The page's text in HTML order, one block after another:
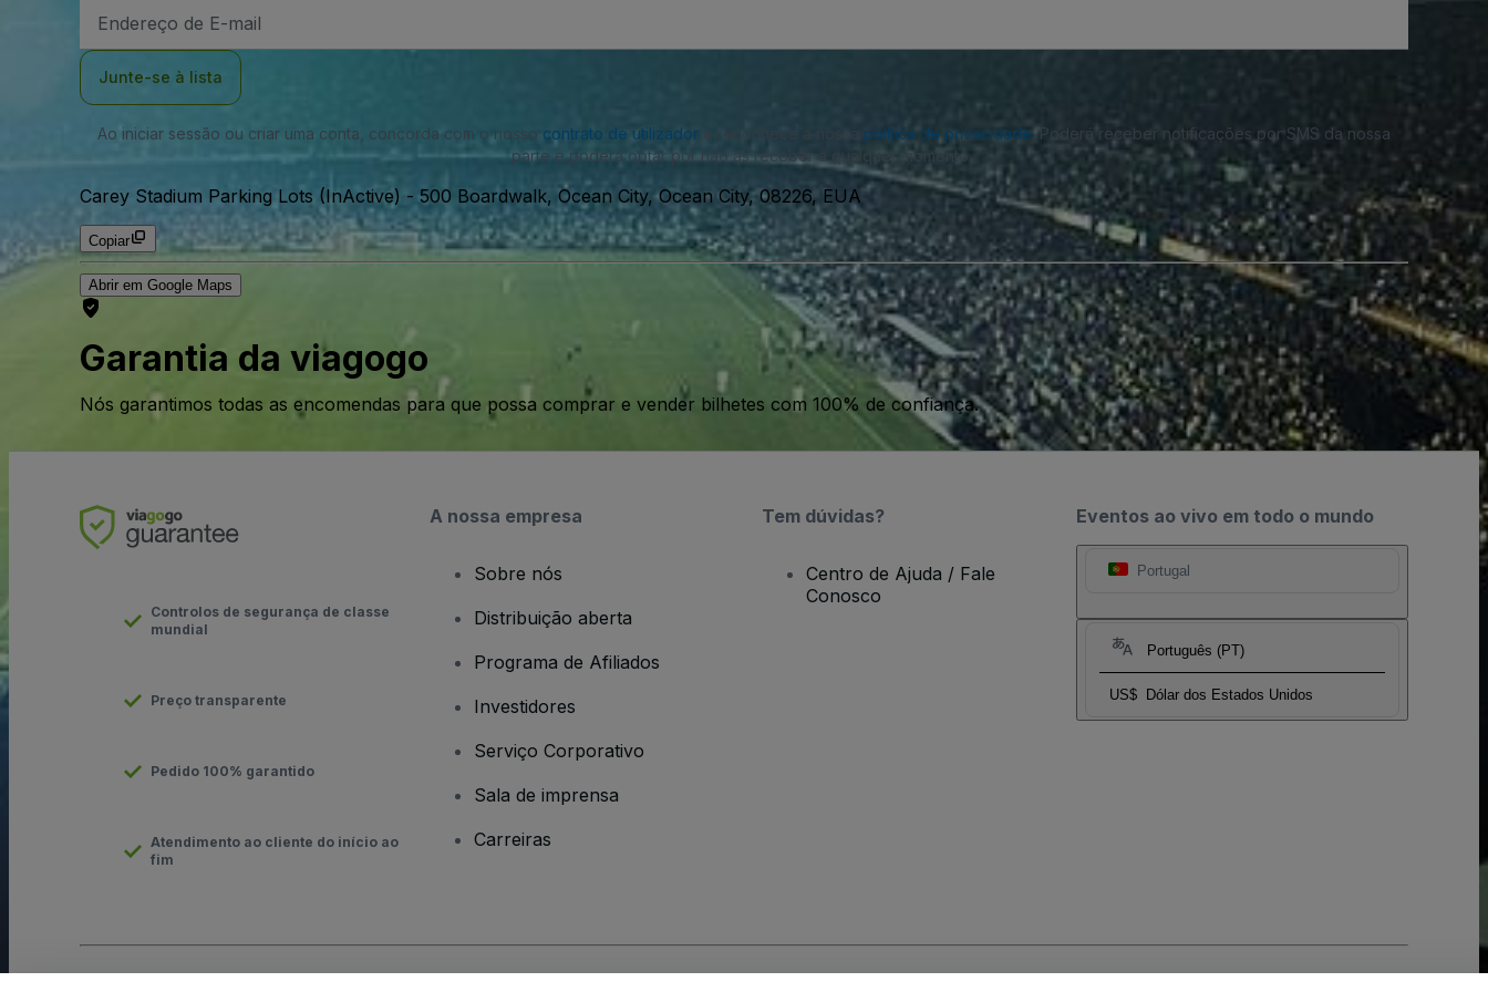
de
Junte-se à lista
Ao iniciar sessão ou criar uma conta, concorda com o nosso contrato de utilizador política de privacidade . Poderá receber notificações por SMS da nossa
parte e poderá optar por não as receber a qualquer momento.
Carey Stadium Parking Lots (InActive) - 500 Boardwalk, Ocean City, Ocean City, 08226, EUA
Copiar
Abrir em Google Maps
Garantia da viagogo
Nós garantimos todas as encomendas para que possa comprar e vender bilhetes com 100% de confiança.
Eventos ao vivo em todo o mundo
Portugal
Português (PT)
US$ Dólar dos Estados Unidos
Controlos de segurança de classe
mundial
Preço transparente
Pedido 100% garantido
Atendimento ao cliente do início ao
fim
A nossa empresa
Sobre nós
Distribuição aberta
Programa de Afiliados
Investidores
Serviço Corporativo
Sala de imprensa
Carreiras
Tem dúvidas?
Centro de Ajuda / Fale
Conosco